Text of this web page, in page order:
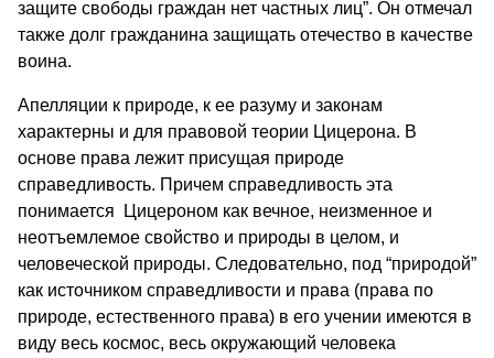
защите свободы граждан нет частных лиц”. Он отмечал
также долг гражданина защищать отечество в качестве
воина.
Апелляции к природе, к ее разуму и законам
характерны и для правовой теории Цицерона. В
основе права лежит присущая природе
справедливость. Причем справедливость эта
понимается Цицероном как вечное, неизменное и
неотъемлемое свойство и природы в целом, и
человеческой природы. Следовательно, под “природой”
как источником справедливости и права (права по
природе, естественного права) в его учении имеются в
виду весь космос, весь окружающий человека